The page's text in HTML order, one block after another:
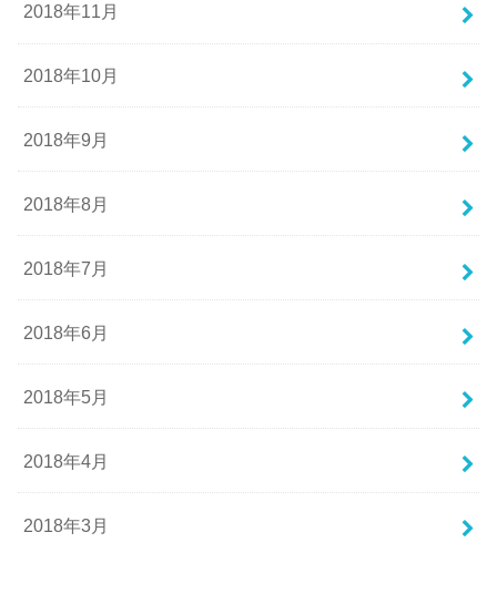
2018年11月
2018年10月
2018年9月
2018年8月
2018年7月
2018年6月
2018年5月
2018年4月
2018年3月